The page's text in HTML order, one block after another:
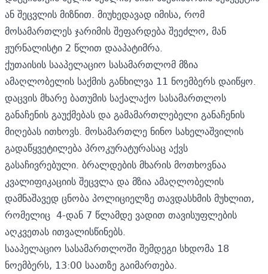
ან შეცვლის მიზნით. მიუხედავად იმისა, რომ
მოსამართლეს ჯარიმის შეფარდება შეეძლო, მან
ჟურნალისტი 2 წლით დააპატიმრა.
ქუთაისის სააპელაციო სასამართლომ მზია
ამაღლობელის საქმის განხილვა 11 ნოემბერსდაიწყო.
დაცვის მხარე ბათუმის საქალაქო სასამართლოს
განაჩენის გაუქმებას და გამამართლებელი განაჩენის
მიღებას ითხოვს. მოსამართლე ნინო სახელაშვილის
გადაწყვეტილება პროკურატურასაც აქვს
გასაჩივრებული. ბრალდების მხარის მოთხოვნაა
კვალიფიკაციის შეცვლა და მზია ამაღლობელის
დამნაშავედ ცნობა პოლიციელზე თავდასხმის მუხლით,
რომელიც 4-დან 7 წლამდე ვადით თავისუფლების
აღკვეთას ითვალისწინებს.
სააპელაციო სასამართლოში შემდეგი სხდომა 18
ნოემბერს, 13:00 საათზე გაიმართება.